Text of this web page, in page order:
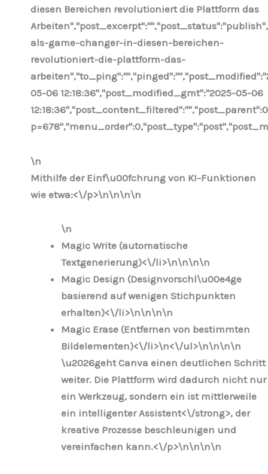
diesen Bereichen revolutioniert die Plattform das
als-game-changer-in-diesen-bereichen-
revolutioniert-die-plattform-das-
05-06 12:18:36","post_modified_gmt":"2025-05-06
\n
Mithilfe der Einf\u00fchrung von KI-Funktionen
wie etwa:<\/p>\n\n\n\n
\n
Magic Write (automatische
Textgenerierung)<\/li>\n\n\n\n
Magic Design (Designvorschl\u00e4ge
basierend auf wenigen Stichpunkten
erhalten)<\/li>\n\n\n\n
Magic Erase (Entfernen von bestimmten
Bildelementen)<\/li>\n<\/ul>\n\n\n\n
\u2026geht Canva einen deutlichen Schritt
weiter. Die Plattform wird dadurch nicht nur
ein Werkzeug, sondern ein ist mittlerweile
ein intelligenter Assistent<\/strong>, der
kreative Prozesse beschleunigen und
vereinfachen kann.<\/p>\n\n\n\n